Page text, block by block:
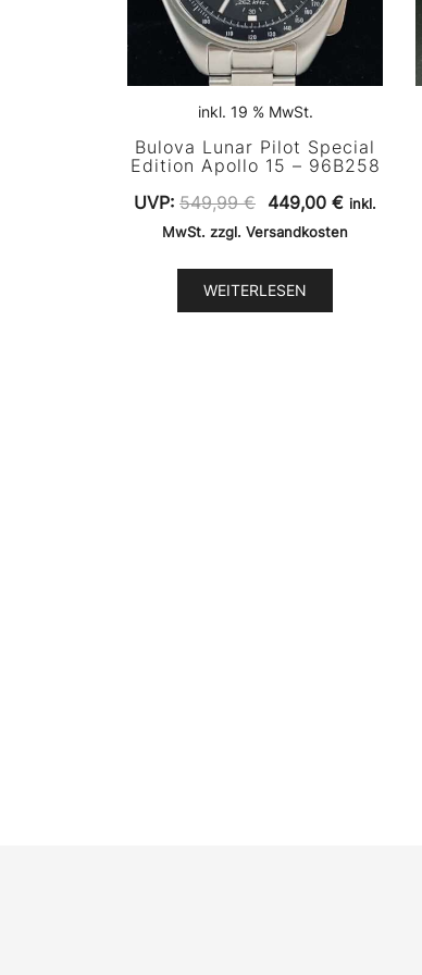
inkl. 19 % MwSt.
Bulova Lunar Pilot Special
Edition Apollo 15 – 96B258
UVP: 549,99€ Ursprünglicher
Preis
549,99 €
449,00 €Aktueller
Preis
inkl.
MwSt. zzgl. Versandkosten
WEITERLESEN